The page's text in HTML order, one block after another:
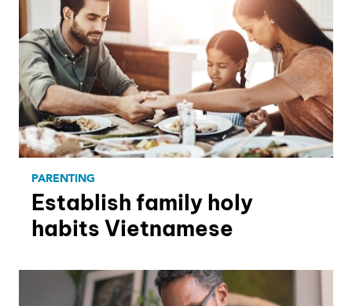
PARENTING
Establish family holy
habits Vietnamese